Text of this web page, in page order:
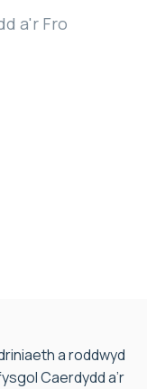
a'r Fro
a roddwyd
Caerdydd a’r